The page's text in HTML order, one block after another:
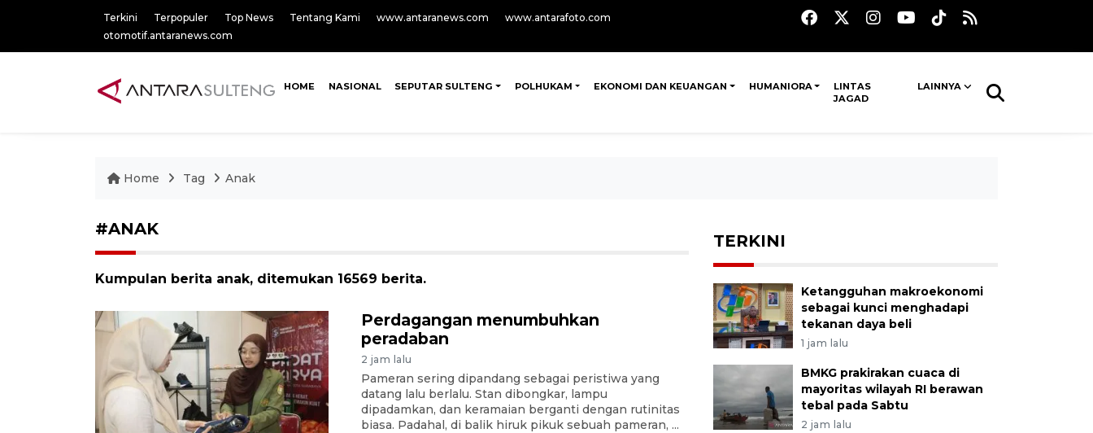
Terkini Terpopuler Top News Tentang Kami www.antaranews.com
www.antarafoto.com
otomotif.antaranews.com
HOME NASIONAL SEPUTAR SULTENG POLHUKAM EKONOMI DAN KEUANGAN HUMANIORA
LINTAS
JAGAD
LAINNYA
Home Tag Anak
#ANAK
Kumpulan berita anak, ditemukan 16569 berita.
Perdagangan menumbuhkan
peradaban
2 jam lalu
Pameran sering dipandang sebagai peristiwa yang
datang lalu berlalu. Stan dibongkar, lampu
dipadamkan, dan keramaian berganti dengan rutinitas
biasa. Padahal, di balik hiruk pikuk sebuah pameran, ...
TERKINI
Ketangguhan makroekonomi
sebagai kunci menghadapi
tekanan daya beli
1 jam lalu
BMKG prakirakan cuaca di
mayoritas wilayah RI berawan
tebal pada Sabtu
2 jam lalu